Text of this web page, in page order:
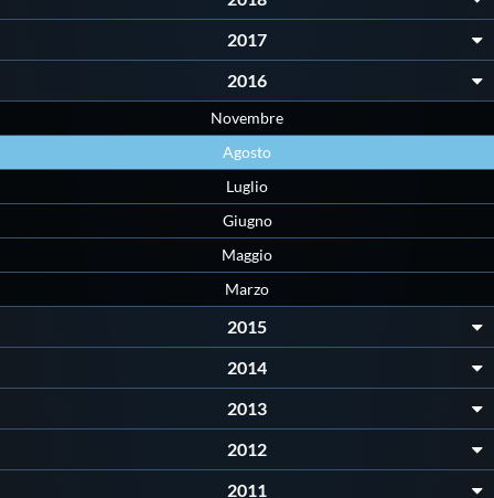
2017
2016
Novembre
Agosto
Luglio
Giugno
Maggio
Marzo
2015
2014
2013
2012
2011